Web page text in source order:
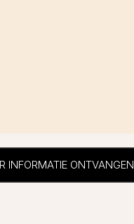
INFORMATIE ONTVANGEN